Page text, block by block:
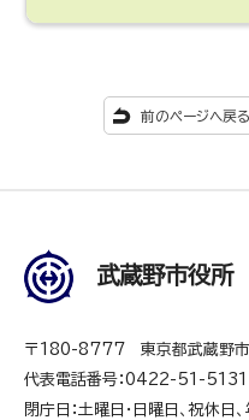
前のページへ戻る
武蔵野市役所
〒180-8777 東京都武蔵野
代表電話番号：0422-51-5131
閉庁日：土曜日・日曜日、祝休